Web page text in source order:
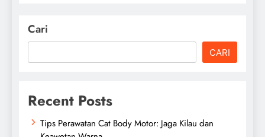
Cari
CARI
Recent Posts
Tips Perawatan Cat Body Motor: Jaga Kilau dan